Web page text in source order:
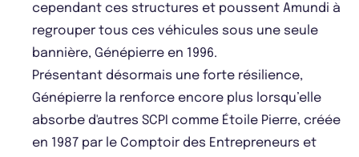
cependant ces structures et poussent Amundi à
regrouper tous ces véhicules sous une seule
bannière, Génépierre en 1996.
Présentant désormais une forte résilience,
Génépierre la renforce encore plus lorsqu’elle
absorbe d'autres SCPI comme Étoile Pierre, créée
en 1987 par le Comptoir des Entrepreneurs et